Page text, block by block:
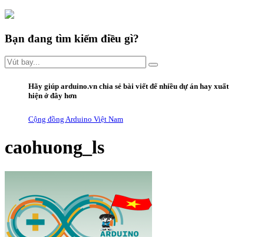
Bạn đang tìm kiếm điều gì?
Hãy giúp arduino.vn chia sẻ bài viết để nhiều dự án hay xuất
hiện ở đây hơn
Cộng đồng Arduino Việt Nam
caohuong_ls